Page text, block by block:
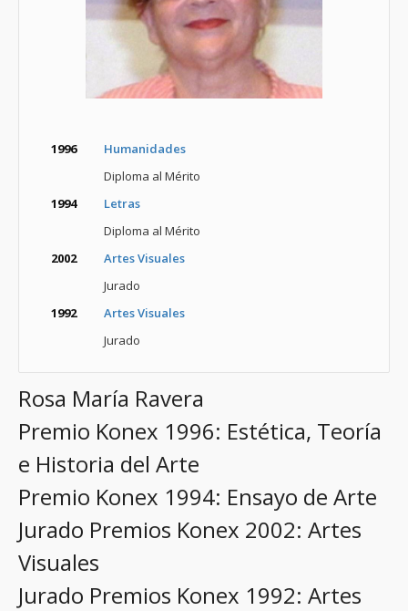
1996
Humanidades
Diploma al Mérito
1994
Letras
Diploma al Mérito
2002
Artes Visuales
Jurado
1992
Artes Visuales
Jurado
Rosa María Ravera
Premio Konex 1996: Estética, Teoría
e Historia del Arte
Premio Konex 1994: Ensayo de Arte
Jurado Premios Konex 2002: Artes
Visuales
Jurado Premios Konex 1992: Artes